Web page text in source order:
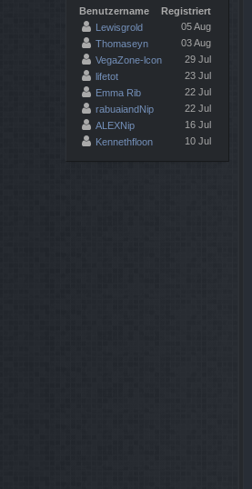
Benutzername
Registriert
Lewisgrold
05 Aug
Thomaseyn
03 Aug
VegaZone-lcon
29 Jul
lifetot
23 Jul
Emma Rib
22 Jul
rabuaiandNip
22 Jul
ALEXNip
16 Jul
Kennethfloon
10 Jul